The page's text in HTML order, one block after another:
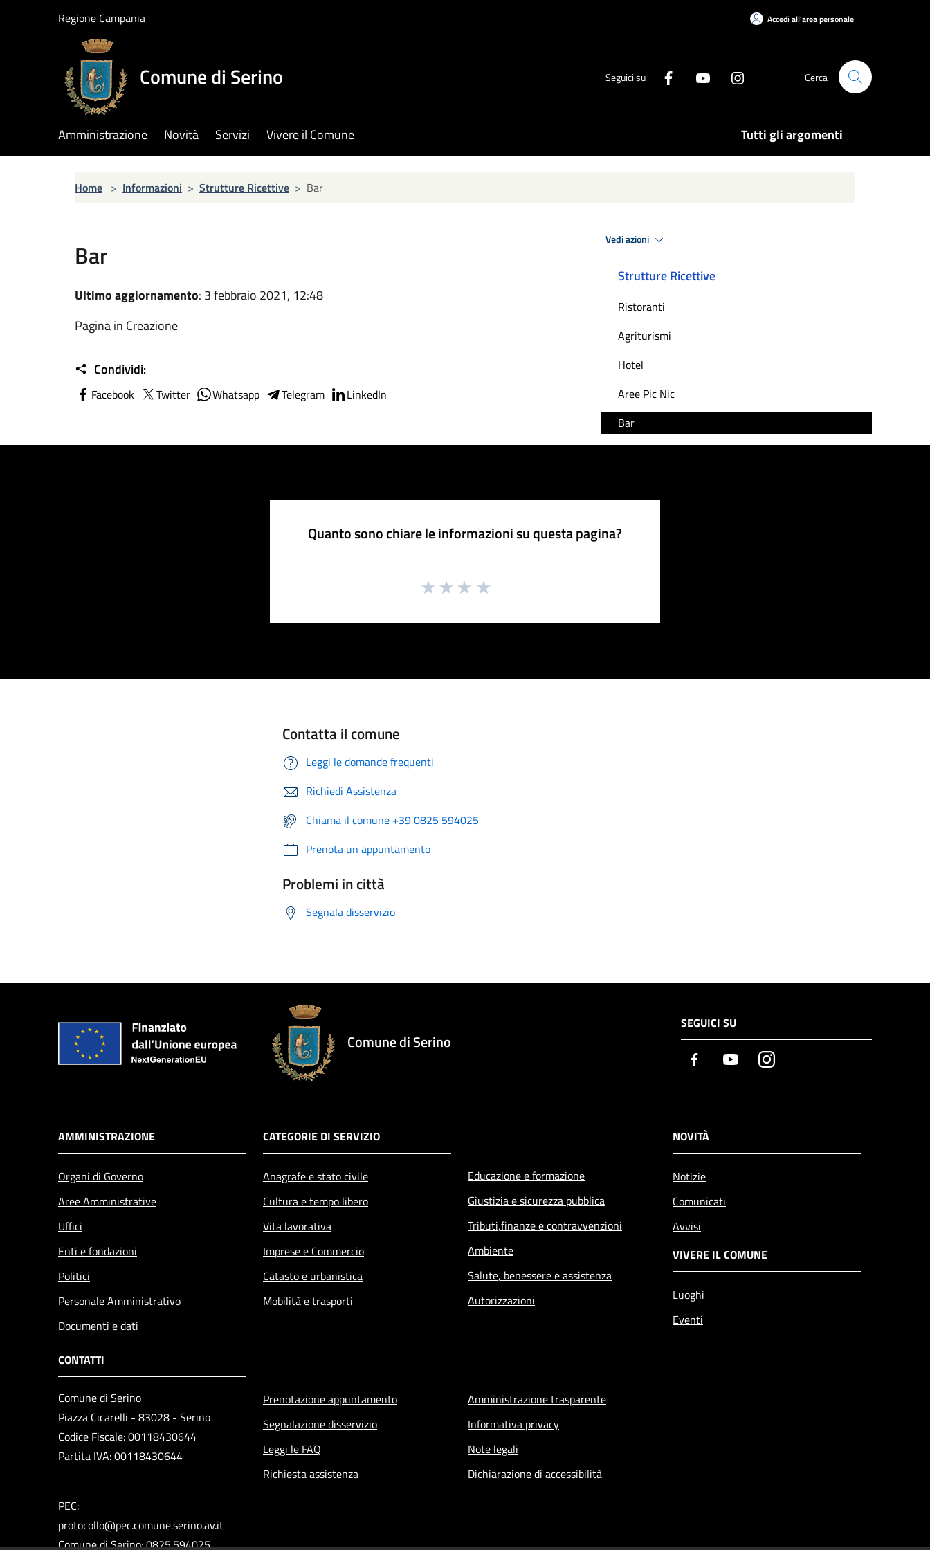
Regione Campania Accedi all'area personale
Comune di Serino Seguici su Cerca
Amministrazione Novità Servizi Vivere il Comune Tutti gli argomenti
Home > Informazioni > Strutture Ricettive > Bar
Bar
Ultimo aggiornamento: 3 febbraio 2021, 12:48
Pagina in Creazione
Condividi:
Facebook Twitter Whatsapp Telegram LinkedIn
Vedi azioni
Strutture Ricettive
Ristoranti
Agriturismi
Hotel
Aree Pic Nic
Bar
Quanto sono chiare le informazioni su questa pagina?
Contatta il comune
Leggi le domande frequenti
Richiedi Assistenza
Chiama il comune +39 0825 594025
Prenota un appuntamento
Problemi in città
Segnala disservizio
Comune di Serino
SEGUICI SU
Facebook YoutubeInstagram
AMMINISTRAZIONE
Organi di Governo
Aree Amministrative
Uffici
Enti e fondazioni
Politici
Personale Amministrativo
Documenti e dati
CATEGORIE DI SERVIZIO
Anagrafe e stato civile
Cultura e tempo libero
Vita lavorativa
Imprese e Commercio
Catasto e urbanistica
Mobilità e trasporti
Educazione e formazione
Giustizia e sicurezza pubblica
Tributi,finanze e contravvenzioni
Ambiente
Salute, benessere e assistenza
Autorizzazioni
NOVITÀ
Notizie
Comunicati
Avvisi
VIVERE IL COMUNE
Luoghi
Eventi
CONTATTI
Comune di Serino
Piazza Cicarelli - 83028 - Serino
Codice Fiscale: 00118430644
Partita IVA: 00118430644
PEC:
protocollo@pec.comune.serino.av.it
Comune di Serino: 0825.594025
Prenotazione appuntamento
Segnalazione disservizio
Leggi le FAQ
Richiesta assistenza
Amministrazione trasparente
Informativa privacy
Note legali
Dichiarazione di accessibilità